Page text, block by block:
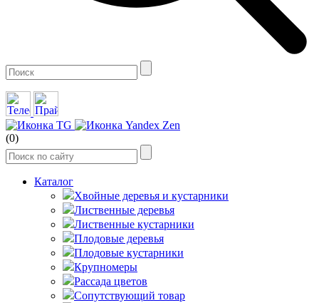
(0)
Каталог
Хвойные деревья и кустарники
Лиственные деревья
Лиственные кустарники
Плодовые деревья
Плодовые кустарники
Крупномеры
Рассада цветов
Сопутствующий товар